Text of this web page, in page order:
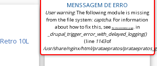
MENSSAGEM DE ERRO
User warning: The following module is missing
from the file system: captcha. For information
about how to fix this, see the documentation page. in
_drupal_trigger_error_with_delayed_logging()
(line 1143of
/usr/share/nginx/html/prataepratos/